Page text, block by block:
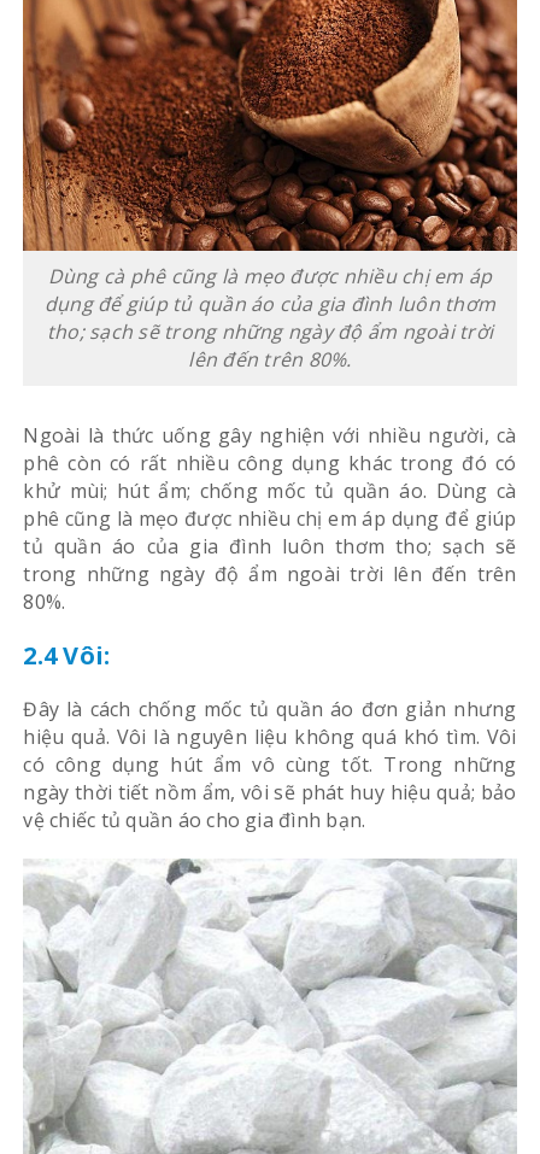
Dùng cà phê cũng là mẹo được nhiều chị em áp
dụng để giúp tủ quần áo của gia đình luôn thơm
tho; sạch sẽ trong những ngày độ ẩm ngoài trời
lên đến trên 80%.
Ngoài là thức uống gây nghiện với nhiều người, cà
phê còn có rất nhiều công dụng khác trong đó có
khử mùi; hút ẩm; chống mốc tủ quần áo. Dùng cà
phê cũng là mẹo được nhiều chị em áp dụng để giúp
tủ quần áo của gia đình luôn thơm tho; sạch sẽ
trong những ngày độ ẩm ngoài trời lên đến trên
80%.
2.4 Vôi:
Đây là cách chống mốc tủ quần áo đơn giản nhưng
hiệu quả. Vôi là nguyên liệu không quá khó tìm. Vôi
có công dụng hút ẩm vô cùng tốt. Trong những
ngày thời tiết nồm ẩm, vôi sẽ phát huy hiệu quả; bảo
vệ chiếc tủ quần áo cho gia đình bạn.